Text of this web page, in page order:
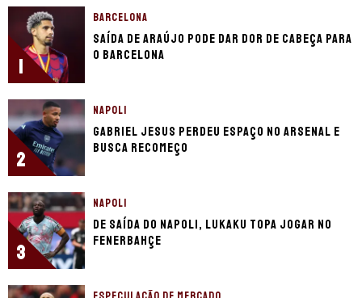
1
BARCELONA
Saída de Araújo pode dar dor de cabeça para
o Barcelona
2
NAPOLI
Gabriel Jesus perdeu espaço no Arsenal e
busca recomeço
3
NAPOLI
De saída do Napoli, Lukaku topa jogar no
Fenerbahçe